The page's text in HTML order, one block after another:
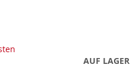
AUF LAGER